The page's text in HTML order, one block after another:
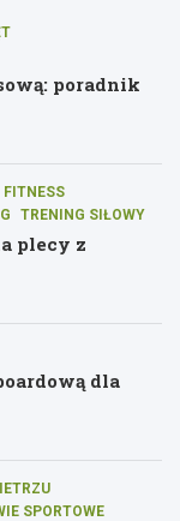
poradnik
graczy
FITNESS
TRENING SIŁOWY
plecy z
dla
SPORTOWE